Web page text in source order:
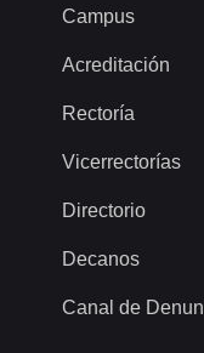
Campus
Acreditación
Rectoría
Vicerrectorías
Directorio
Decanos
Canal de